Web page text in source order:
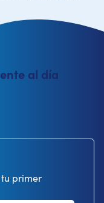
al día
tu primer